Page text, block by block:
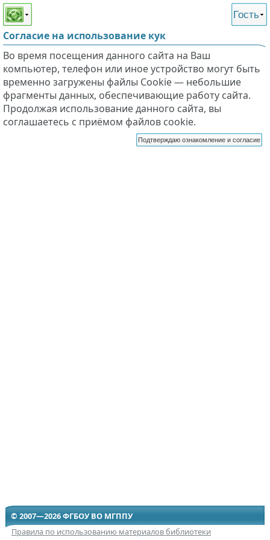
Этот сайт поддерживает
слабовидящих
Гость
Согласие на использование кук
Во время посещения данного сайта на Ваш
компьютер, телефон или иное устройство могут быть
временно загружены файлы Cookie — небольшие
фрагменты данных, обеспечивающие работу сайта.
Продолжая использование данного сайта, вы
соглашаетесь с приёмом файлов cookie.
Подтверждаю ознакомление и согласие
© 2007—2026 ФГБОУ ВО МГППУ
Правила по использованию материалов библиотеки